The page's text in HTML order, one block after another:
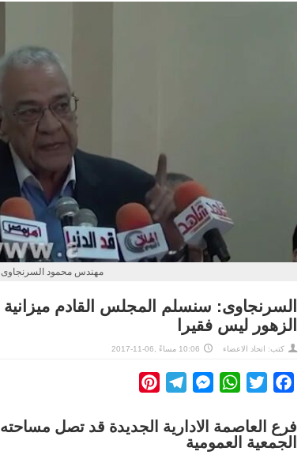
مهندس محمود السرنجاوى
الزهور ليس فقيرا
كتب: اتحاد الاعضاء 10:06 مساءً ,06-11-2017
Facebook
Twitter
WhatsApp
Messenger
Telegram
الجمعية العمومية